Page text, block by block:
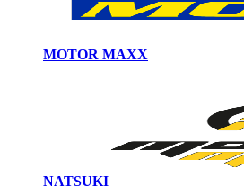
MOTOR MAXX
NATSUKI